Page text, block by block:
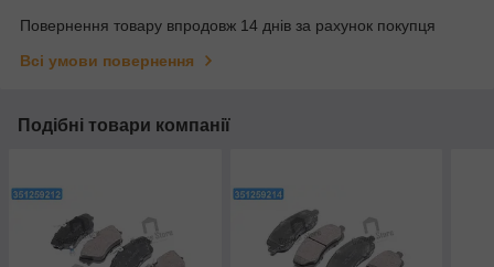
Повернення товару впродовж 14 днів за рахунок покупця
Всі умови повернення
Подібні товари компанії